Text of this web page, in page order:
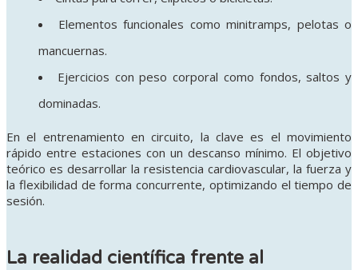
Elementos funcionales como minitramps, pelotas o
mancuernas.
Ejercicios con peso corporal como fondos, saltos y
dominadas.
En el entrenamiento en circuito, la clave es el movimiento
rápido entre estaciones con un descanso mínimo. El objetivo
teórico es desarrollar la resistencia cardiovascular, la fuerza y
la flexibilidad de forma concurrente, optimizando el tiempo de
sesión.
La realidad científica frente al